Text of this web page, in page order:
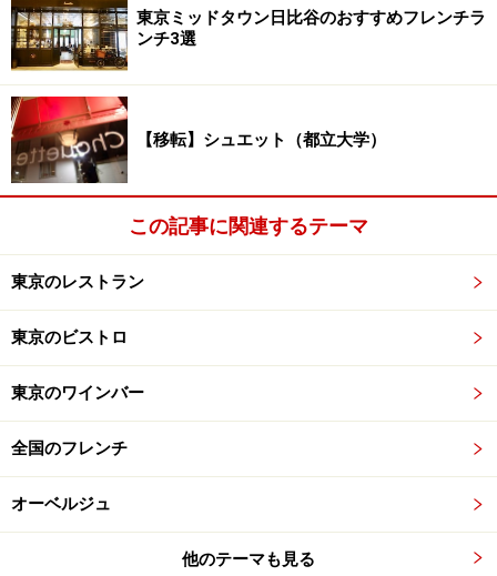
東京ミッドタウン日比谷のおすすめフレンチラ
ンチ3選
【移転】シュエット（都立大学）
この記事に関連するテーマ
東京のレストラン
東京のビストロ
東京のワインバー
全国のフレンチ
オーベルジュ
他のテーマも見る